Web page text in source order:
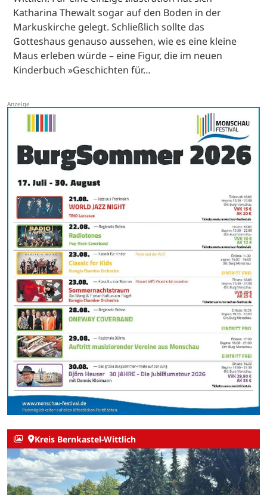
Katharina Thewalt sogar auf den Boden in der
Markuskirche gelegt. Schließlich sollte das
Gotteshaus genauso aussehen, wie es eine kleine
Maus erleben würde – eine Figur, die im neuen
Kinderbuch »Geschichten für…
Kreis Bernkastel-Wittlich